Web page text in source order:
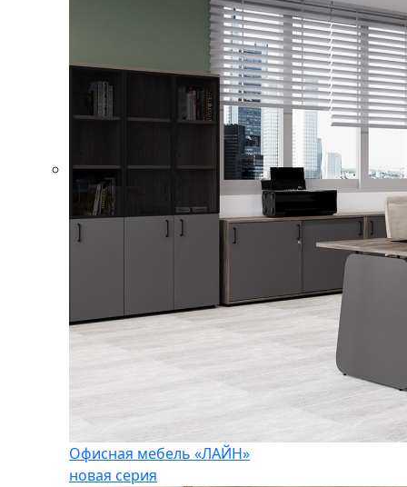
Офисная мебель «ЛАЙН»
новая серия